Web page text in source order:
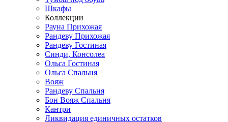
Шкафы
Коллекции
Рауна Прихожая
Рандеву Прихожая
Рандеву Гостиная
Синди, Консолеа
Ольса Гостиная
Ольса Спальня
Вояж
Рандеву Спальня
Бон Вояж Спальня
Кантри
Ликвидация единичных остатков